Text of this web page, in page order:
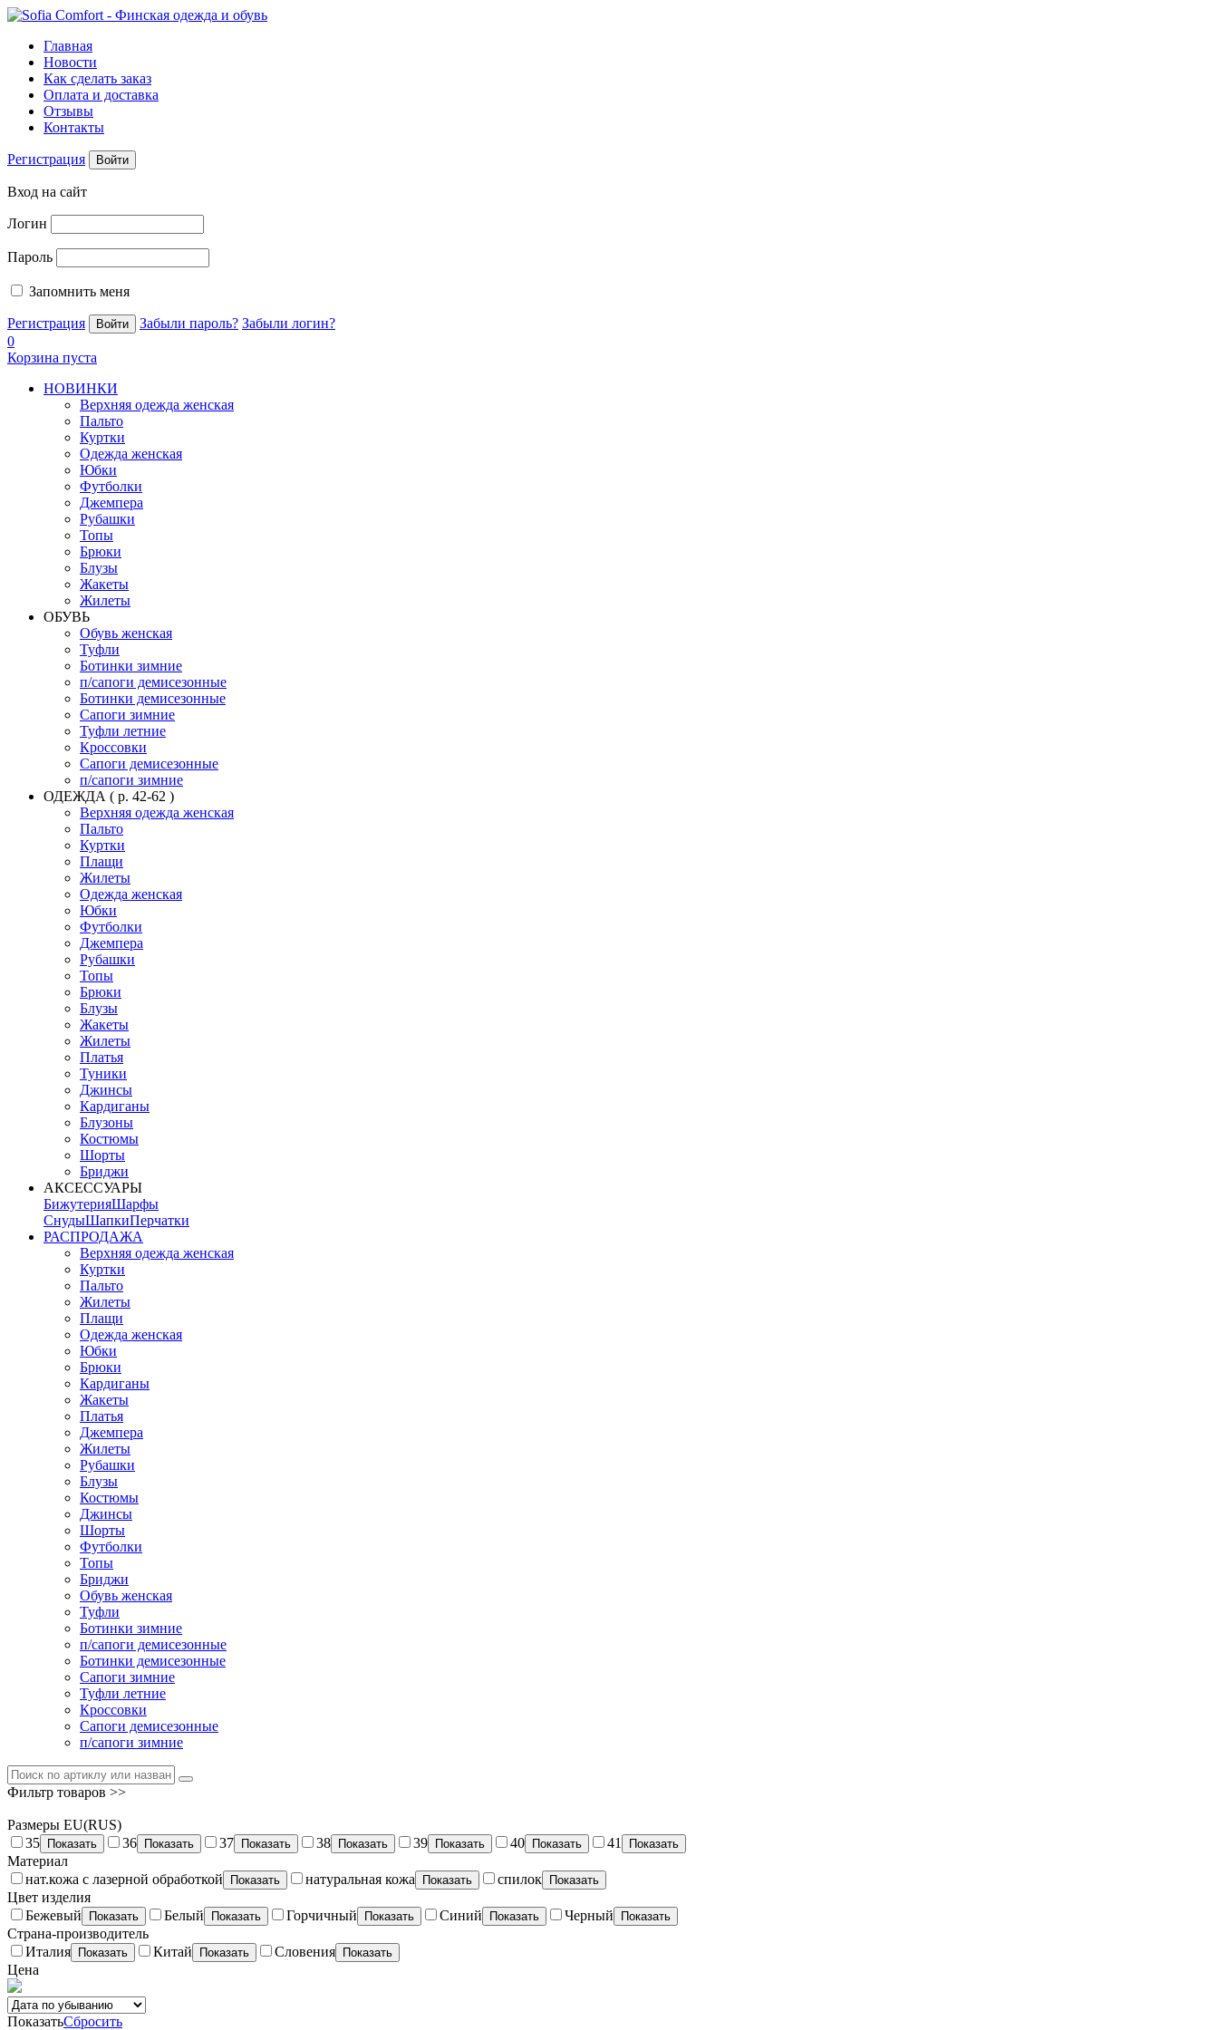
Главная
Новости
Как сделать заказ
Оплата и доставка
Отзывы
Контакты
Регистрация Войти
Вход на сайт
Логин
Пароль
Запомнить меня
Регистрация Забыли пароль? Забыли логин?
0
Корзина пуста
НОВИНКИ
Верхняя одежда женская
Пальто
Куртки
Одежда женская
Юбки
Футболки
Джемпера
Рубашки
Топы
Брюки
Блузы
Жакеты
Жилеты
ОБУВЬ
Обувь женская
Туфли
Ботинки зимние
п/сапоги демисезонные
Ботинки демисезонные
Сапоги зимние
Туфли летние
Кроссовки
Сапоги демисезонные
п/сапоги зимние
ОДЕЖДА ( р. 42-62 )
Верхняя одежда женская
Пальто
Куртки
Плащи
Жилеты
Одежда женская
Юбки
Футболки
Джемпера
Рубашки
Топы
Брюки
Блузы
Жакеты
Жилеты
Платья
Туники
Джинсы
Кардиганы
Блузоны
Костюмы
Шорты
Бриджи
АКСЕССУАРЫ
БижутерияШарфы
СнудыШапкиПерчатки
РАСПРОДАЖА
Верхняя одежда женская
Куртки
Пальто
Жилеты
Плащи
Одежда женская
Юбки
Брюки
Кардиганы
Жакеты
Платья
Джемпера
Жилеты
Рубашки
Блузы
Костюмы
Джинсы
Шорты
Футболки
Топы
Бриджи
Обувь женская
Туфли
Ботинки зимние
п/сапоги демисезонные
Ботинки демисезонные
Сапоги зимние
Туфли летние
Кроссовки
Сапоги демисезонные
п/сапоги зимние
Фильтр товаров >>
Размеры EU(RUS)
35
Показать 36 Показать 37 Показать 38 Показать 39 Показать 40 Показать 41 Показать
Материал
нат.кожа с лазерной обработкой
Показать натуральная кожа Показать спилок Показать
Цвет изделия
Бежевый
Показать Белый Показать Горчичный Показать Синий Показать Черный Показать
Страна-производитель
Италия
Показать Китай Показать Словения Показать
Цена
ПоказатьСбросить